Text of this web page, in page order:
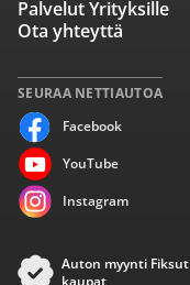
SEURAA NETTIAUTOA
Facebook
YouTube
Instagram
Palvelut Yrityksille
Ota yhteyttä
Auton myynti Fiksut